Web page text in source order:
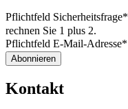
Pflichtfeld Sicherheitsfrage*
rechnen Sie 1 plus 2.
Pflichtfeld E-Mail-Adresse*
Abonnieren
Kontakt